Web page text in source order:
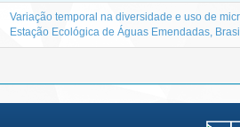
Variação temporal na diversidade e uso de
Estação Ecológica de Águas Emendadas,